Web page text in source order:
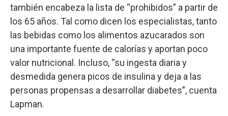
también encabeza la lista de “prohibidos” a partir de
los 65 años. Tal como dicen los especialistas, tanto
las bebidas como los alimentos azucarados son
una importante fuente de calorías y aportan poco
valor nutricional. Incluso, “su ingesta diaria y
desmedida genera picos de insulina y deja a las
personas propensas a desarrollar diabetes”, cuenta
Lapman.